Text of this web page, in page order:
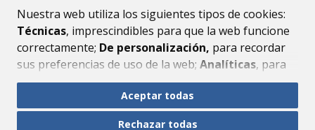
Nuestra web utiliza los siguientes tipos de cookies:
Técnicas, imprescindibles para que la web funcione
correctamente; De personalización, para recordar
sus preferencias de uso de la web; Analíticas, para
mejorar el funcionamiento de la web y sus servicios.
Si acepta pulsando el botón“Aceptar todas”
consideramos que acepta su uso. Si pulsa el botón
Aceptar todas
Rechazar todas